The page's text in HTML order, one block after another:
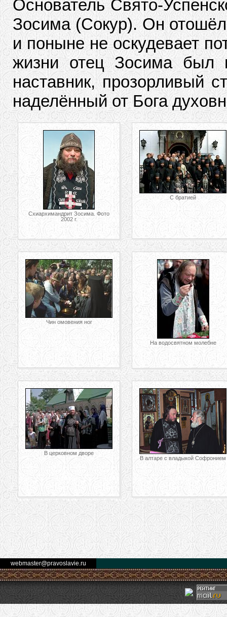
Основатель Свято-
Зосима (Сокур). Он отошёл
и поныне не оскудевает
жизни отец Зосима был
наставник, прозорливый
наделённый от Бога
Схиархимандрит Зосима. Фото
2002 г.
С братией
Чин омовения ног
На водосвятном молебне
В церковном дворе
В алтаре с владыкой Софронием
webmaster@pravoslavie.ru